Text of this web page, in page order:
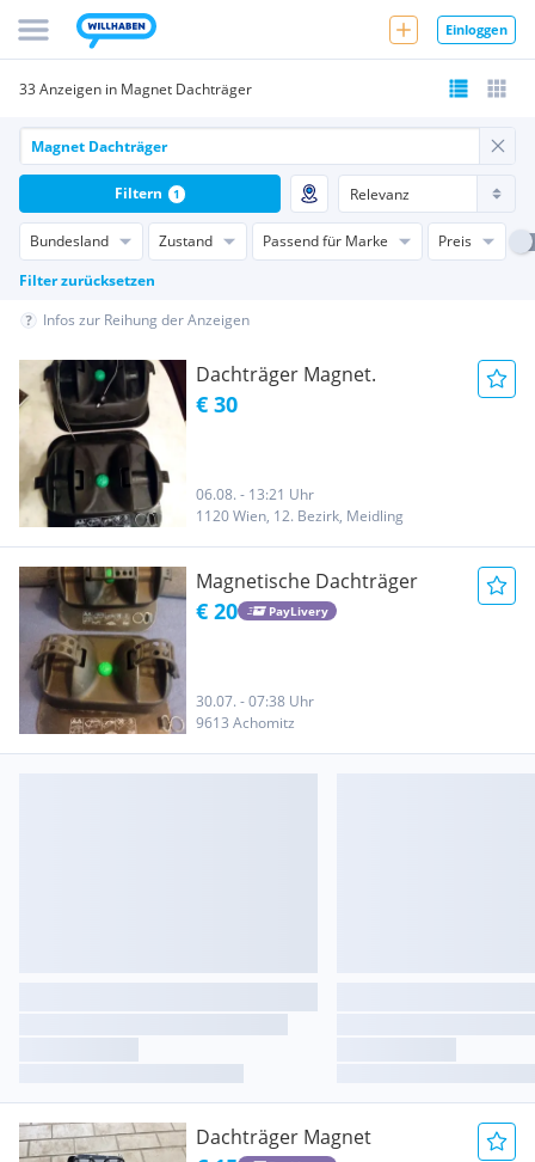
Einloggen
33 Anzeigen in Magnet Dachträger
Bundesland Zustand Passend für Marke
Preis
Filter zurücksetzen
Filtern 1
Infos zur Reihung der Anzeigen
Dachträger Magnet.
€ 30
06.08. - 13:21 Uhr
1120 Wien, 12. Bezirk, Meidling
Magnetische Dachträger
€ 20 PayLivery
30.07. - 07:38 Uhr
9613 Achomitz
Dachträger Magnet